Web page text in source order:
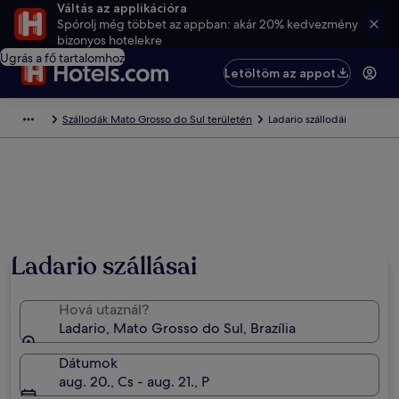
Váltás az applikációra
Spórolj még többet az appban: akár 20% kedvezmény
bizonyos hotelekre
Ugrás a fő tartalomhoz
Letöltöm az appot
Szállodák Mato Grosso do Sul területén Ladario szállodái
Ladario szállásai
Hová utaznál?
Ladario, Mato Grosso do Sul, Brazília
Dátumok
aug. 20., Cs - aug. 21., P